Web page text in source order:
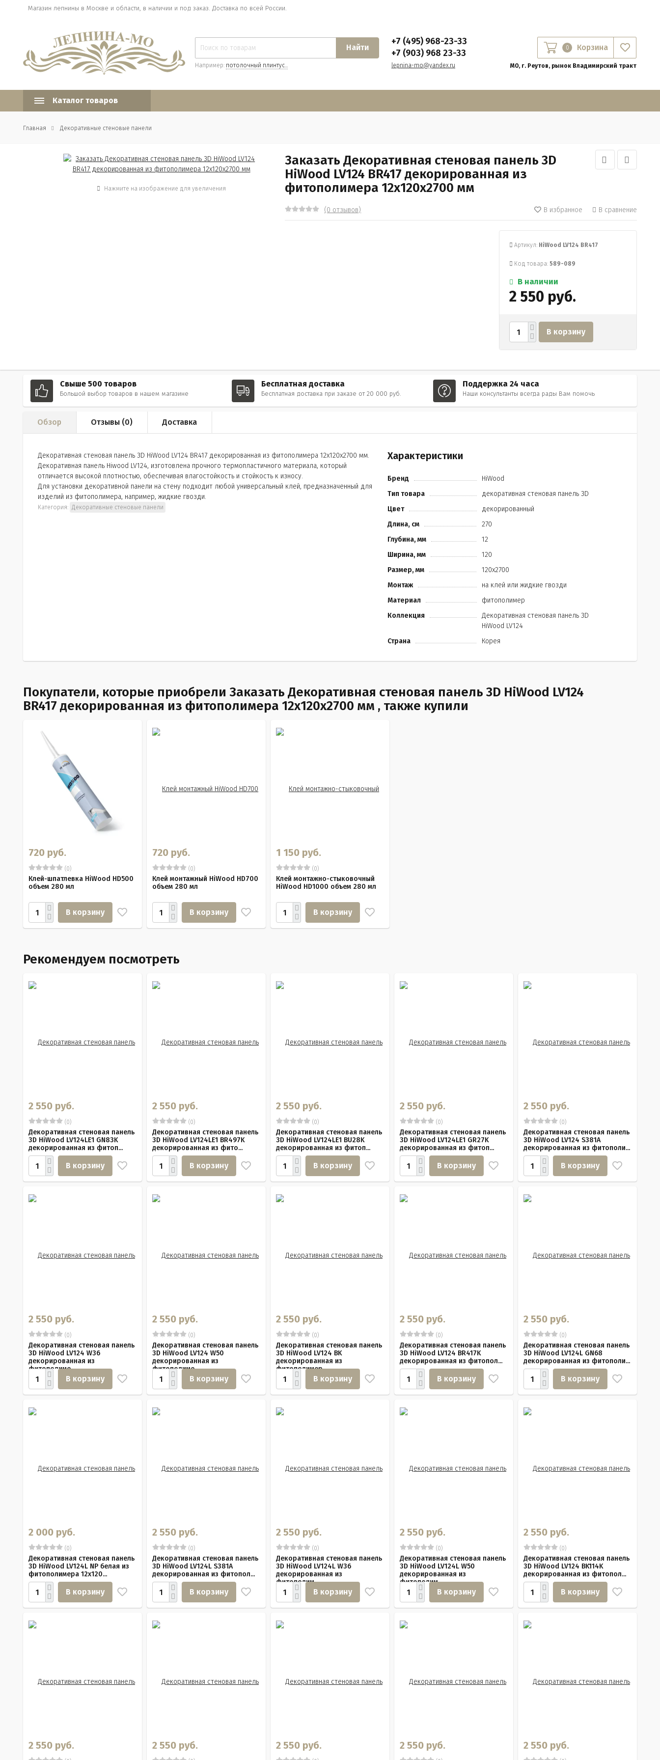
Магазин лепнины в Москве и области, в наличии и под заказ. Доставка по всей России.
Найти
Например: потолочный плинтус...
+7 (495) 968-23-33
+7 (903) 968 23-33
lepnina-mo@yandex.ru
0 Корзина
МО, г. Реутов, рынок Владимирский тракт
Каталог товаров
Главная Декоративные стеновые панели
Нажмите на изображение для увеличения
Заказать Декоративная стеновая панель 3D
HiWood LV124 BR417 декорированная из
фитополимера 12х120х2700 мм
(0 отзывов) В избранное В сравнение
Артикул: HiWood LV124 BR417
Код товара: 589-089
В наличии
2 550 руб.
В корзину
Свыше 500 товаров
Большой выбор товаров в нашем магазине
Бесплатная доставка
Бесплатная доставка при заказе от 20 000 руб.
Поддержка 24 часа
Наши консультанты всегда рады Вам помочь
Обзор Отзывы (0) Доставка
Декоративная стеновая панель 3D HiWood LV124 BR417 декорированная из фитополимера 12х120х2700 мм.
Декоративная панель Hiwood LV124, изготовлена прочного термопластичного материала, который
отличается высокой плотностью, обеспечивая влагостойкость и стойкость к износу.
Для установки декоративной панели на стену подходит любой универсальный клей, предназначенный для
изделий из фитополимера, например, жидкие гвозди.
Категория: Декоративные стеновые панели
Характеристики
Бренд
HiWood
Тип товара
декоративная стеновая панель 3D
Цвет
декорированный
Длина, см
270
Глубина, мм
12
Ширина, мм
120
Размер, мм
120х2700
Монтаж
на клей или жидкие гвозди
Материал
фитополимер
Коллекция
Декоративная стеновая панель 3D
HiWood LV124
Страна
Корея
Покупатели, которые приобрели Заказать Декоративная стеновая панель 3D HiWood LV124
BR417 декорированная из фитополимера 12х120х2700 мм , также купили
720 руб.
(0)
Клей-шпатлевка HiWood HD500
объем 280 мл
В корзину
720 руб.
(0)
Клей монтажный HiWood HD700
объем 280 мл
В корзину
1 150 руб.
(0)
Клей монтажно-стыковочный
HiWood HD1000 объем 280 мл
В корзину
Рекомендуем посмотреть
2 550 руб.
(0)
Декоративная стеновая панель
3D HiWood LV124LE1 GN83K
декорированная из фитоп...
В корзину
2 550 руб.
(0)
Декоративная стеновая панель
3D HiWood LV124LE1 BR497K
декорированная из фито...
В корзину
2 550 руб.
(0)
Декоративная стеновая панель
3D HiWood LV124LE1 BU28K
декорированная из фитоп...
В корзину
2 550 руб.
(0)
Декоративная стеновая панель
3D HiWood LV124LE1 GR27K
декорированная из фитоп...
В корзину
2 550 руб.
(0)
Декоративная стеновая панель
3D HiWood LV124 S381A
декорированная из фитополи...
В корзину
2 550 руб.
(0)
Декоративная стеновая панель
3D HiWood LV124 W36
декорированная из
фитополиме...
В корзину
2 550 руб.
(0)
Декоративная стеновая панель
3D HiWood LV124 W50
декорированная из
фитополиме...
В корзину
2 550 руб.
(0)
Декоративная стеновая панель
3D HiWood LV124 BK
декорированная из
фитополимер...
В корзину
2 550 руб.
(0)
Декоративная стеновая панель
3D HiWood LV124 BR417K
декорированная из фитопол...
В корзину
2 550 руб.
(0)
Декоративная стеновая панель
3D HiWood LV124L GN68
декорированная из фитополи...
В корзину
2 000 руб.
(0)
Декоративная стеновая панель
3D HiWood LV124L NP белая из
фитополимера 12х120...
В корзину
2 550 руб.
(0)
Декоративная стеновая панель
3D HiWood LV124L S381A
декорированная из фитопол...
В корзину
2 550 руб.
(0)
Декоративная стеновая панель
3D HiWood LV124L W36
декорированная из
фитополим...
В корзину
2 550 руб.
(0)
Декоративная стеновая панель
3D HiWood LV124L W50
декорированная из
фитополим...
В корзину
2 550 руб.
(0)
Декоративная стеновая панель
3D HiWood LV124 BK114K
декорированная из фитопол...
В корзину
2 550 руб. 2 550 руб. 2 550 руб. 2 550 руб. 2 550 руб.